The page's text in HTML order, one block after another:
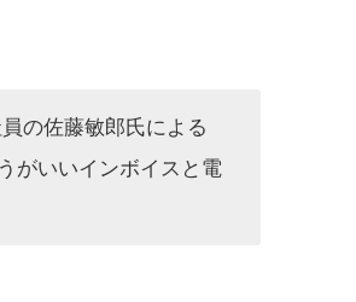
の佐藤敏郎氏による
がいいインボイスと電